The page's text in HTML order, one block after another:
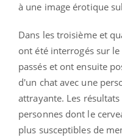
à une image érotique
Dans les troisième et
ont été interrogés sur
passés et ont ensuite
d'un chat avec une
attrayante. Les
personnes dont le
plus susceptibles de